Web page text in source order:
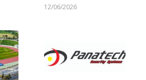
12/06/2026